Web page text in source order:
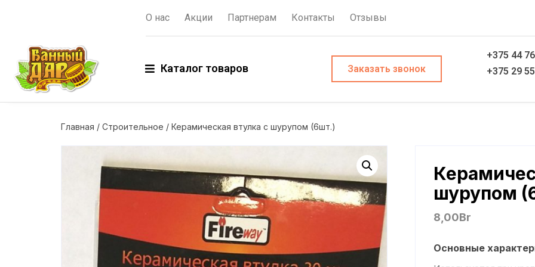
О нас Акции Партнерам Контакты Отзывы
Каталог товаров Заказать звонок
+375 44
+375 29
Главная / Строительное / Керамическая втулка с шурупом (6шт.)
шурупом
8,00Br
Основные